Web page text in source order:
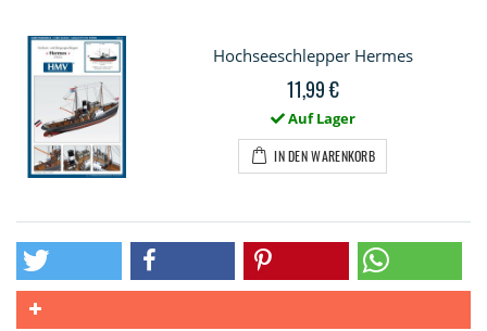
Hochseeschlepper Hermes
11,99 €
Auf Lager
IN DEN WARENKORB